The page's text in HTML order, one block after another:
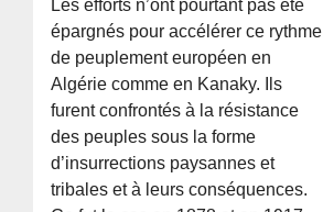
Les efforts n’ont pourtant pas été
épargnés pour accélérer ce rythme
de peuplement européen en
Algérie comme en Kanaky. Ils
furent confrontés à la résistance
des peuples sous la forme
d’insurrections paysannes et
tribales et à leurs conséquences.